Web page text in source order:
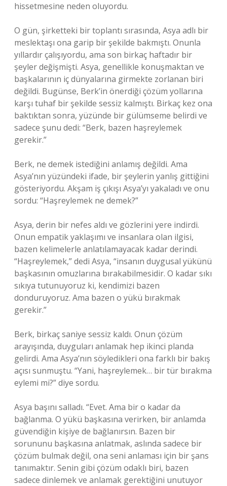
hissetmesine neden oluyordu.
O gün, şirketteki bir toplantı sırasında, Asya adlı bir
meslektaşı ona garip bir şekilde bakmıştı. Onunla
yıllardır çalışıyordu, ama son birkaç haftadır bir
şeyler değişmişti. Asya, genellikle konuşmaktan ve
başkalarının iç dünyalarına girmekte zorlanan biri
değildi. Bugünse, Berk’in önerdiği çözüm yollarına
karşı tuhaf bir şekilde sessiz kalmıştı. Birkaç kez ona
baktıktan sonra, yüzünde bir gülümseme belirdi ve
sadece şunu dedi: “Berk, bazen haşreylemek
gerekir.”
Berk, ne demek istediğini anlamış değildi. Ama
Asya’nın yüzündeki ifade, bir şeylerin yanlış gittiğini
gösteriyordu. Akşam iş çıkışı Asya’yı yakaladı ve onu
sordu: “Haşreylemek ne demek?”
Asya, derin bir nefes aldı ve gözlerini yere indirdi.
Onun empatik yaklaşımı ve insanlara olan ilgisi,
bazen kelimelerle anlatılamayacak kadar derindi.
“Haşreylemek,” dedi Asya, “insanın duygusal yükünü
başkasının omuzlarına bırakabilmesidir. O kadar sıkı
sıkıya tutunuyoruz ki, kendimizi bazen
donduruyoruz. Ama bazen o yükü bırakmak
gerekir.”
Berk, birkaç saniye sessiz kaldı. Onun çözüm
arayışında, duyguları anlamak hep ikinci planda
gelirdi. Ama Asya’nın söyledikleri ona farklı bir bakış
açısı sunmuştu. “Yani, haşreylemek… bir tür bırakma
eylemi mi?” diye sordu.
Asya başını salladı. “Evet. Ama bir o kadar da
bağlanma. O yükü başkasına verirken, bir anlamda
güvendiğin kişiye de bağlanırsın. Bazen bir
sorununu başkasına anlatmak, aslında sadece bir
çözüm bulmak değil, ona seni anlaması için bir şans
tanımaktır. Senin gibi çözüm odaklı biri, bazen
sadece dinlemek ve anlamak gerektiğini unutuyor